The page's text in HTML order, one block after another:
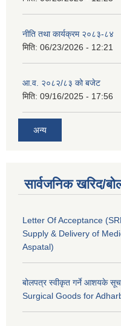
नीति तथा कार्यक्रम २०८३-८४
मिति: 06/23/2026 - 12:21
आ.व. २०८२/८३ को बजेट
मिति: 09/16/2025 - 17:56
अन्य
सार्वजनिक खरिद/
Letter Of Acceptance
Supply & Delivery of
Aspatal)
बोलपत्र स्वीकृत गर्ने आशयके
Surgical Goods for